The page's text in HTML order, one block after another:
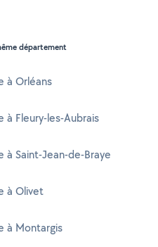
département
à Orléans
à Fleury-les-Aubrais
Saint-Jean-de-Braye
à Olivet
à Montargis